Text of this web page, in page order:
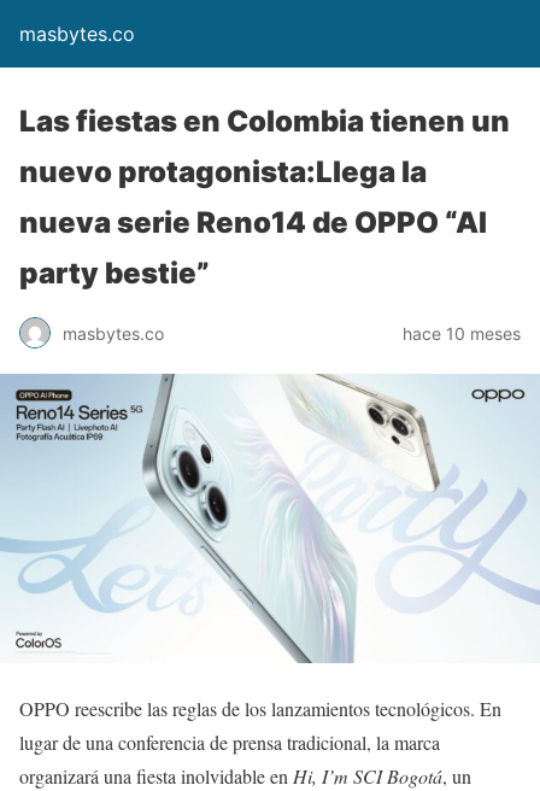
masbytes.co
Las fiestas en Colombia tienen un
nuevo protagonista:Llega la
nueva serie Reno14 de OPPO “AI
party bestie”
masbytes.co hace 10 meses
OPPO reescribe las reglas de los lanzamientos tecnológicos. En
lugar de una conferencia de prensa tradicional, la marca
organizará una fiesta inolvidable en Hi, I’m SCI Bogotá, un